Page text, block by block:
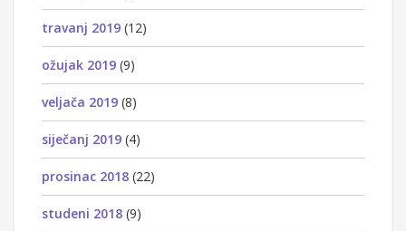
travanj 2019 (12)
ožujak 2019 (9)
veljača 2019 (8)
siječanj 2019 (4)
prosinac 2018 (22)
studeni 2018 (9)